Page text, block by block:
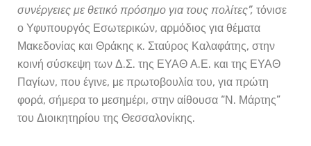
συνέργειες με θετικό πρόσημο για τους πολίτες”, τόνισε
ο Υφυπουργός Εσωτερικών, αρμόδιος για θέματα
Μακεδονίας και Θράκης κ. Σταύρος Καλαφάτης, στην
κοινή σύσκεψη των Δ.Σ. της ΕΥΑΘ Α.Ε. και της ΕΥΑΘ
Παγίων, που έγινε, με πρωτοβουλία του, για πρώτη
φορά, σήμερα το μεσημέρι, στην αίθουσα “Ν. Μάρτης”
του Διοικητηρίου της Θεσσαλονίκης.